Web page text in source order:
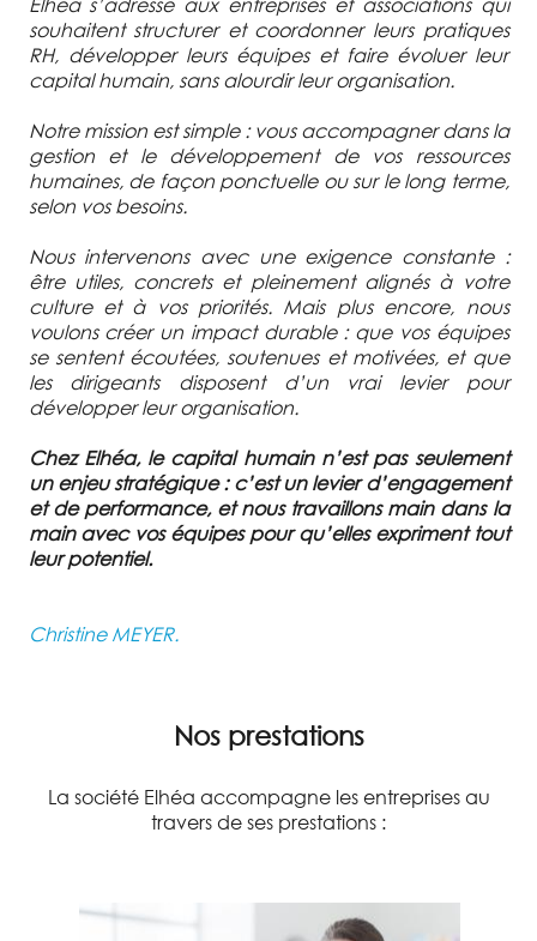
souhaitent structurer et coordonner leurs pratiques
RH, développer leurs équipes et faire évoluer leur
capital humain, sans alourdir leur organisation.
Notre mission est simple : vous accompagner dans la
gestion et le développement de vos ressources
humaines, de façon ponctuelle ou sur le long terme,
selon vos besoins.
Nous intervenons avec une exigence constante :
être utiles, concrets et pleinement alignés à votre
culture et à vos priorités. Mais plus encore, nous
voulons créer un impact durable : que vos équipes
se sentent écoutées, soutenues et motivées, et que
les dirigeants disposent d’un vrai levier pour
développer leur organisation.
Chez Elhéa, le capital humain n’est pas seulement
un enjeu stratégique : c’est un levier d’engagement
et de performance, et nous travaillons main dans la
main avec vos équipes pour qu’elles expriment tout
leur potentiel.
Christine MEYER.
Nos prestations
La société Elhéa accompagne les entreprises au
travers de ses prestations :